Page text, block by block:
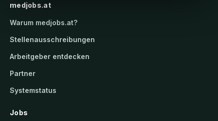
medjobs.at
Warum medjobs.at?
Stellenausschreibungen
Arbeitgeber entdecken
Partner
Systemstatus
Jobs